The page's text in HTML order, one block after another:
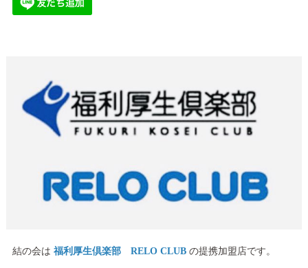
結の会は 福利厚生倶楽部 RELO CLUBの提携加盟店です。